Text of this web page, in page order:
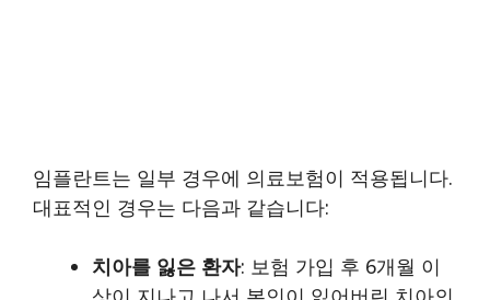
임플란트는 일부 경우에 의료보험이 적용됩니다.
대표적인 경우는 다음과 같습니다:
치아를 잃은 환자: 보험 가입 후 6개월 이